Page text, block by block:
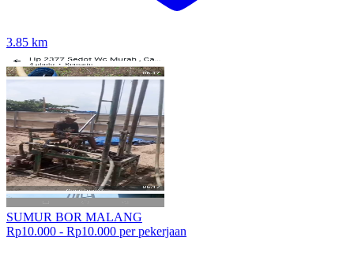
3.85 km
SUMUR BOR MALANG
Rp10.000 - Rp10.000 per pekerjaan